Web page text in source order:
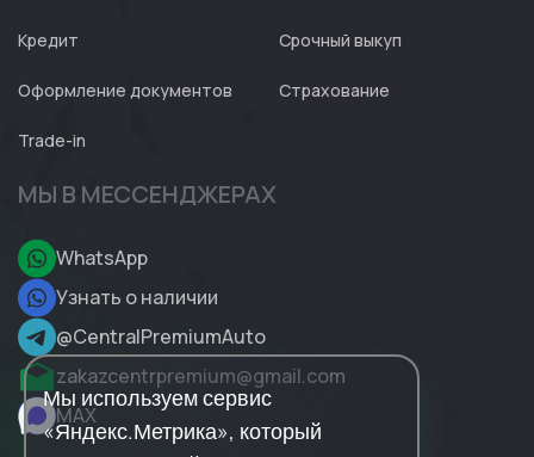
Кредит Срочный выкуп
Оформление документов Страхование
Trade-in
МЫ В МЕССЕНДЖЕРАХ
WhatsApp
Узнать о наличии
@CentralPremiumAuto
zakazcentrpremium@gmail.com
MAX
Мы используем сервис
«Яндекс.Метрика», который